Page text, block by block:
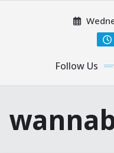
Follow Us